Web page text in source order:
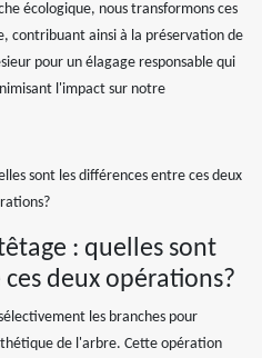
écologique, nous transformons ces
contribuant ainsi à la préservation de
pour un élagage responsable qui
l'impact sur notre
: quelles sont
deux opérations?
les branches pour
de l'arbre. Cette opération